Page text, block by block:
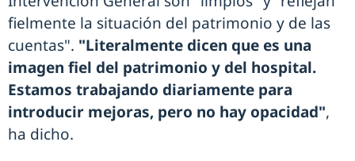
fielmente la situación del patrimonio y de las
cuentas". "Literalmente dicen que es una
imagen fiel del patrimonio y del hospital.
Estamos trabajando diariamente para
introducir mejoras, pero no hay opacidad",
ha dicho.